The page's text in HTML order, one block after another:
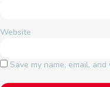
Website
Save my name, email,